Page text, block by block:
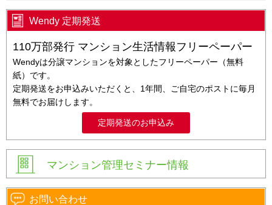
Wendy 定期発送
110万部発行 マンション生活情報フリーペーパー
Wendyは分譲マンションを対象としたフリーペーパー（無料
紙）です。
定期発送をお申込みいただくと、1年間、ご自宅のポストに毎月
無料でお届けします。
定期発送のお申込み
マンション管理セミナー情報
お問い合わせ